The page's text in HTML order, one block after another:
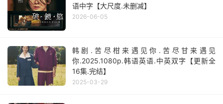
语中字【大尺度.未删减】
2026-06-05
韩剧.苦尽柑来遇见你.苦尽甘来遇见
你.2025.1080p.韩语英语.中英双字【更新全
16集.完结】
2025-03-29